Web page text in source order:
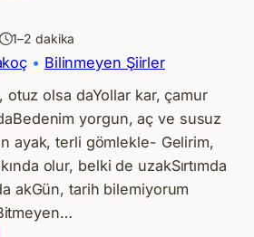
1–2 dakika
• Bilinmeyen Şiirler
otuz olsa daYollar kar, çamur
yorgun, aç ve susuz
ayak, terli gömlekle- Gelirim,
olur, belki de uzakSırtımda
akGün, tarih bilemiyorum